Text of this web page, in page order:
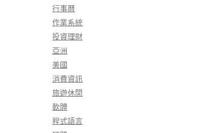
行事曆
作業系統
投資理財
亞洲
美國
消費資訊
旅遊休閒
軟體
程式語言